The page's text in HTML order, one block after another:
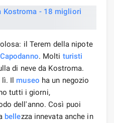
il Terem della nipote
Capodanno. Molti turisti
di neve da Kostroma.
lì. Il museo ha un negozio
tutti i giorni,
dell'anno. Così puoi
bellezza innevata anche in